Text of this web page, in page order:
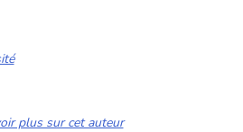
plus sur cet auteur